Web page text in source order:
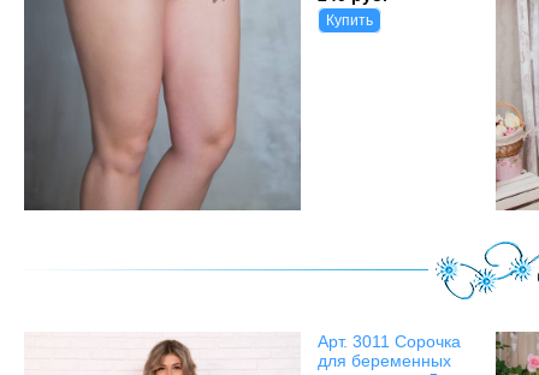
Купить
Арт. 3011 Сорочка
для беременных